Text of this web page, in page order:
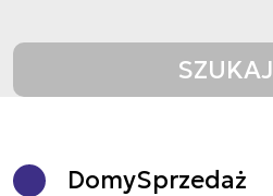
SZUKAJ
DomySprzedaż